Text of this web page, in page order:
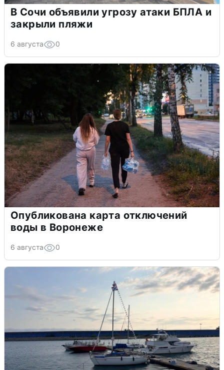
В Сочи объявили угрозу атаки БПЛА и
закрыли пляжи
6 августа 0
Опубликована карта отключений
воды в Воронеже
6 августа 0